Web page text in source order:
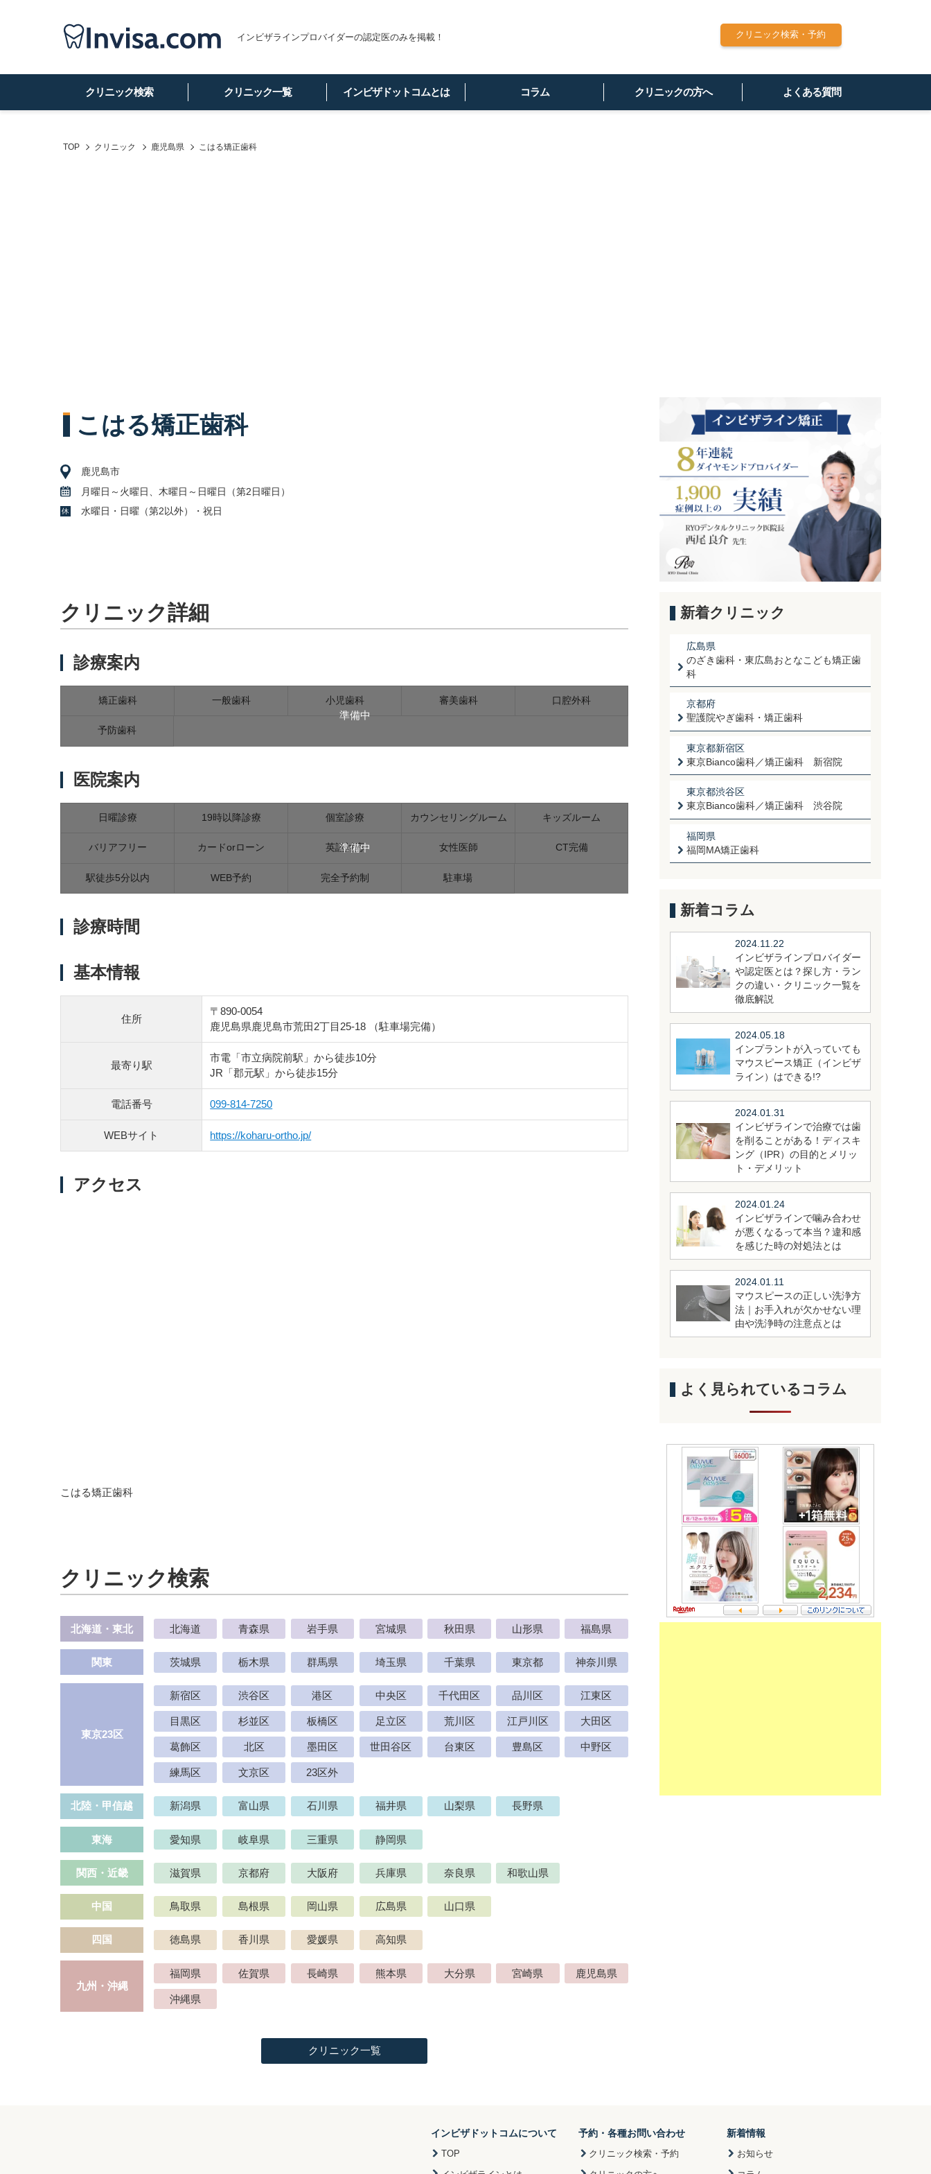
インビザラインプロバイダーの認定医のみを掲載！
クリニック検索 クリニック一覧 インビザドットコムとは コラム クリニックの方へ よくある質問
クリニック検索・予約
TOP クリニック 鹿児島県 こはる矯正歯科
こはる矯正歯科
鹿児島市
月曜日～火曜日、木曜日～日曜日（第2日曜日）
水曜日・日曜（第2以外）・祝日
クリニック詳細
診療案内
準備中
矯正歯科 一般歯科 小児歯科 審美歯科 口腔外科
予防歯科
医院案内
準備中
日曜診療 19時以降診療 個室診療 カウンセリングルーム キッズルーム
バリアフリー カードorローン 英語対応 女性医師 CT完備
駅徒歩5分以内 WEB予約 完全予約制 駐車場
診療時間
基本情報
住所
〒890-0054
鹿児島県鹿児島市荒田2丁目25-18 （駐車場完備）
最寄り駅
市電「市立病院前駅」から徒歩10分
JR「郡元駅」から徒歩15分
電話番号 099-814-7250
WEBサイト https://koharu-ortho.jp/
アクセス
こはる矯正歯科
クリニック検索
北海道・東北 北海道 青森県 岩手県 宮城県 秋田県 山形県 福島県
関東 茨城県 栃木県 群馬県 埼玉県 千葉県 東京都 神奈川県
東京23区
新宿区 渋谷区 港区 中央区 千代田区 品川区 江東区
目黒区 杉並区 板橋区 足立区 荒川区 江戸川区 大田区
葛飾区 北区 墨田区 世田谷区 台東区 豊島区 中野区
練馬区 文京区 23区外
北陸・甲信越 新潟県 富山県 石川県 福井県 山梨県 長野県
東海 愛知県 岐阜県 三重県 静岡県
関西・近畿 滋賀県 京都府 大阪府 兵庫県 奈良県 和歌山県
中国 鳥取県 島根県 岡山県 広島県 山口県
四国 徳島県 香川県 愛媛県 高知県
九州・沖縄
福岡県 佐賀県 長崎県 熊本県 大分県 宮崎県 鹿児島県
沖縄県
クリニック一覧
新着クリニック
広島県
のざき歯科・東広島おとなこども矯正歯
科
京都府
聖護院やぎ歯科・矯正歯科
東京都新宿区
東京Bianco歯科／矯正歯科 新宿院
東京都渋谷区
東京Bianco歯科／矯正歯科 渋谷院
福岡県
福岡MA矯正歯科
新着コラム
2024.11.22
インビザラインプロバイダー
や認定医とは？探し方・ラン
クの違い・クリニック一覧を
徹底解説
2024.05.18
インプラントが入っていても
マウスピース矯正（インビザ
ライン）はできる!?
2024.01.31
インビザラインで治療では歯
を削ることがある！ディスキ
ング（IPR）の目的とメリッ
ト・デメリット
2024.01.24
インビザラインで噛み合わせ
が悪くなるって本当？違和感
を感じた時の対処法とは
2024.01.11
マウスピースの正しい洗浄方
法｜お手入れが欠かせない理
由や洗浄時の注意点とは
よく見られているコラム
インビザドットコムについて
TOP
予約・各種お問い合わせ
クリニック検索・予約
新着情報
お知らせ